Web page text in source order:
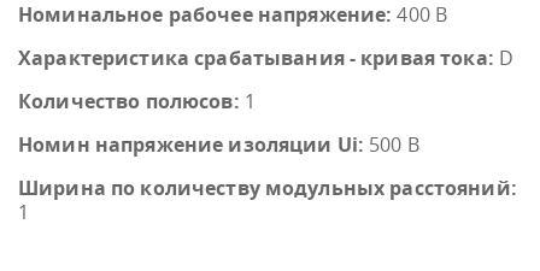
Номинальное рабочее напряжение: 400 В
Характеристика срабатывания - кривая тока: D
Количество полюсов: 1
Номин напряжение изоляции Ui: 500 В
Ширина по количеству модульных расстояний:
1